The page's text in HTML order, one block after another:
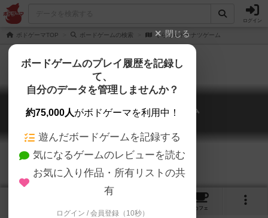
ログイン
ボドゲーマTOP ボードゲームの検索 ぐらぐらドーナツゲーム
ぐらぐらドーナツゲーム
guragura doughnut game
カフェ
閉じる
ボードゲームのプレイ履歴を記録し
て、
自分のデータを管理しませんか？
約75,000人がボドゲーマを利用中！
遊んだボードゲームを記録する
気になるゲームのレビューを読む
お気に入り作品・所有リストの共
有
ログイン / 会員登録（10秒）